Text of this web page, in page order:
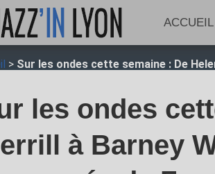
ACCUEIL
> Sur les ondes cette semaine : De
les ondes
à Barney